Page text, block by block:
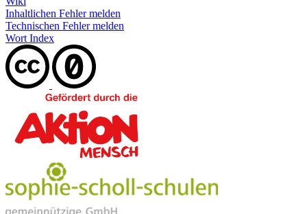
Inhaltlichen Fehler melden
Technischen Fehler melden
Wort Index